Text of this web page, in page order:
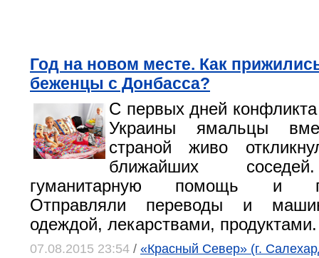
Год на новом месте. Как
беженцы с Донбасса?
С первых дней конфликта
Украины ямальцы
страной живо
ближайших
гуманитарную помощь и
Отправляли переводы и
одеждой, лекарствами, продуктами.
07.08.2015 23:54 / «Красный Север» (г.